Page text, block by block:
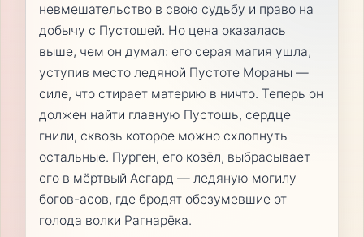
невмешательство в свою судьбу и право на
добычу с Пустошей. Но цена оказалась
выше, чем он думал: его серая магия ушла,
уступив место ледяной Пустоте Мораны —
силе, что стирает материю в ничто. Теперь он
должен найти главную Пустошь, сердце
гнили, сквозь которое можно схлопнуть
остальные. Пурген, его козёл, выбрасывает
его в мёртвый Асгард — ледяную могилу
богов-асов, где бродят обезумевшие от
голода волки Рагнарёка.